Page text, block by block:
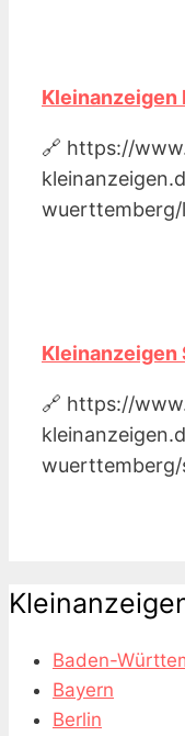
🔗 https://
Kleinanzeigen
🔗 https://
Baden-
Bayern
Berlin